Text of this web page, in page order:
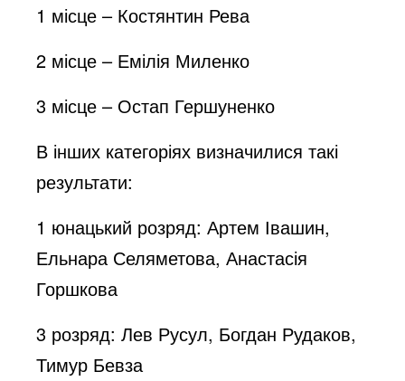
1 місце – Костянтин Рева
2 місце – Емілія Миленко
3 місце – Остап Гершуненко
В інших категоріях визначилися такі
результати:
1 юнацький розряд: Артем Івашин,
Ельнара Селяметова, Анастасія
Горшкова
3 розряд: Лев Русул, Богдан Рудаков,
Тимур Бевза